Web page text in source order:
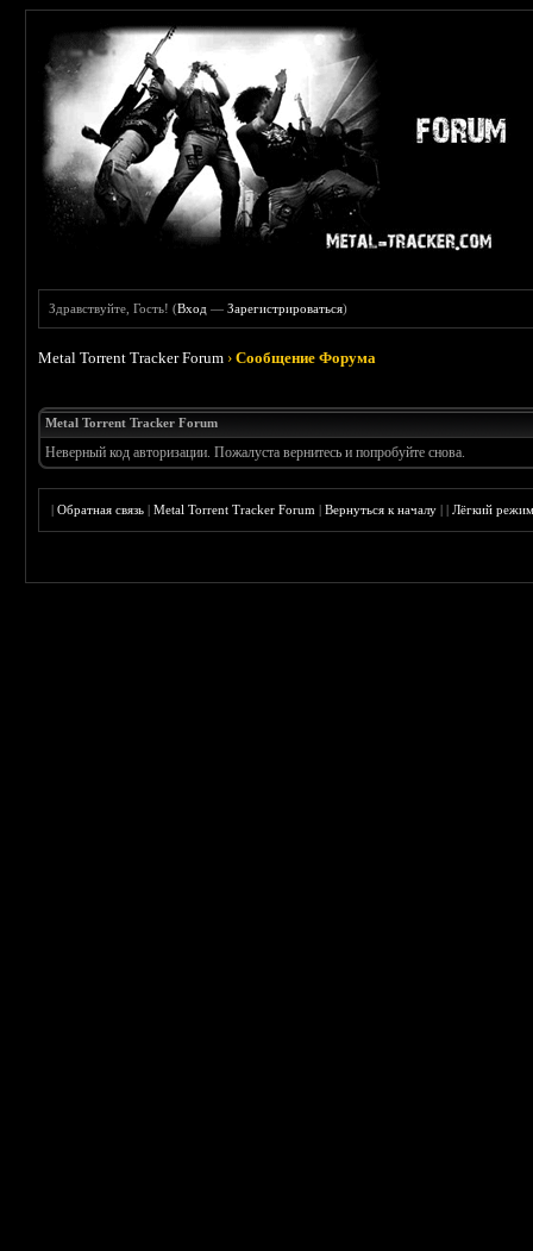
Здравствуйте, Гость! (Вход —Зарегистрироваться)
Metal Torrent Tracker Forum ›Сообщение Форума
Metal Torrent Tracker Forum
Неверный код авторизации. Пожалуста вернитесь и попробуйте снова.
|Обратная связь |Metal Torrent Tracker Forum |Вернуться к началу ||Лёгкий